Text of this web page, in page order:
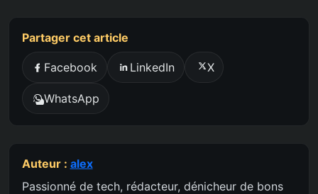
Partager cet article
Facebook LinkedIn X
WhatsApp
Auteur : alex
Passionné de tech, rédacteur, dénicheur de bons